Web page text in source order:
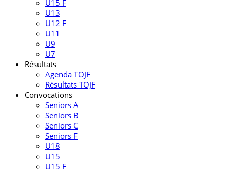
U15 F
U13
U12 F
U11
U9
U7
Résultats
Agenda TOJF
Résultats TOJF
Convocations
Seniors A
Seniors B
Seniors C
Seniors F
U18
U15
U15 F